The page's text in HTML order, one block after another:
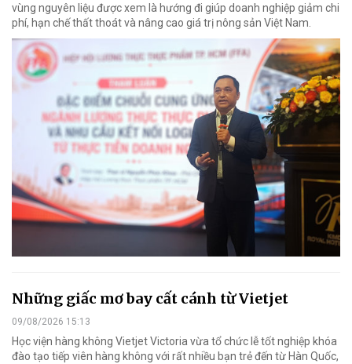
vùng nguyên liệu được xem là hướng đi giúp doanh nghiệp giảm chi
phí, hạn chế thất thoát và nâng cao giá trị nông sản Việt Nam.
Những giấc mơ bay cất cánh từ Vietjet
09/08/2026 15:13
Học viện hàng không Vietjet Victoria vừa tổ chức lễ tốt nghiệp khóa
đào tạo tiếp viên hàng không với rất nhiều bạn trẻ đến từ Hàn Quốc,